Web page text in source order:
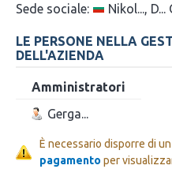
Sede sociale:
Nikol..., D...
LE PERSONE NELLA
DELL'AZIENDA
Amministratori
Gerga...
È necessario disporre di un
pagamento per